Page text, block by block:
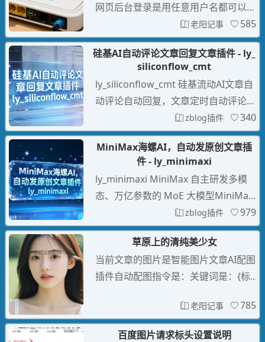
网页后台登录是用任意用户名都可以登
录的（相信其它版本的也是一样），它
只是单一验证输入密码对就可以登录
的，所以普通用户密码与管理密码不要
设置一样的，以下内容我是只针对电信
版HG8352A光猫开启telnet测试，其它
移动联通版或者HG8552A大致应该也
老阳记事 585
硅基AI自动评论文章回复文章插件 - ly_
siliconflow_cmt
ly_siliconflow_cmt 硅基流动AI文章自
动评论自动回复，文章定时自动评论自
动发布原创智能评论，自动回答文章问
题，随机文章自动评论留言，增加文章
的活跃度与热度，有利于seo收录，评
论者随机用户名随机IP地址随机浏览器
UA。
zblog插件 340
MiniMax海螺AI，自动发原创文章插
件 - ly_minimaxi
ly_minimaxi MiniMax 自主研发多模
态、万亿参数的 MoE 大模型MiniMax-
Text-01、abab6.5s、并基于DeepSee
k-R1大模型推出海螺AI，自动文本生成
的神器，原创文章创作新利器让你轻松
创作高质量文章！，伪原创洗稿改写文
章内容伪原创改写双标题生成标签生成
zblog插件 979
草原上的清纯美少女
当前文章的图片是智能图片文章AI配图
插件自动配图指令是：关键词是：{标
大自然背景，细节清晰老阳记事 785
百度图片请求标头设置说明